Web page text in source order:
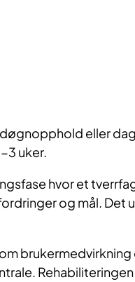
eller
3 uker.
hvor et
og mål. Det